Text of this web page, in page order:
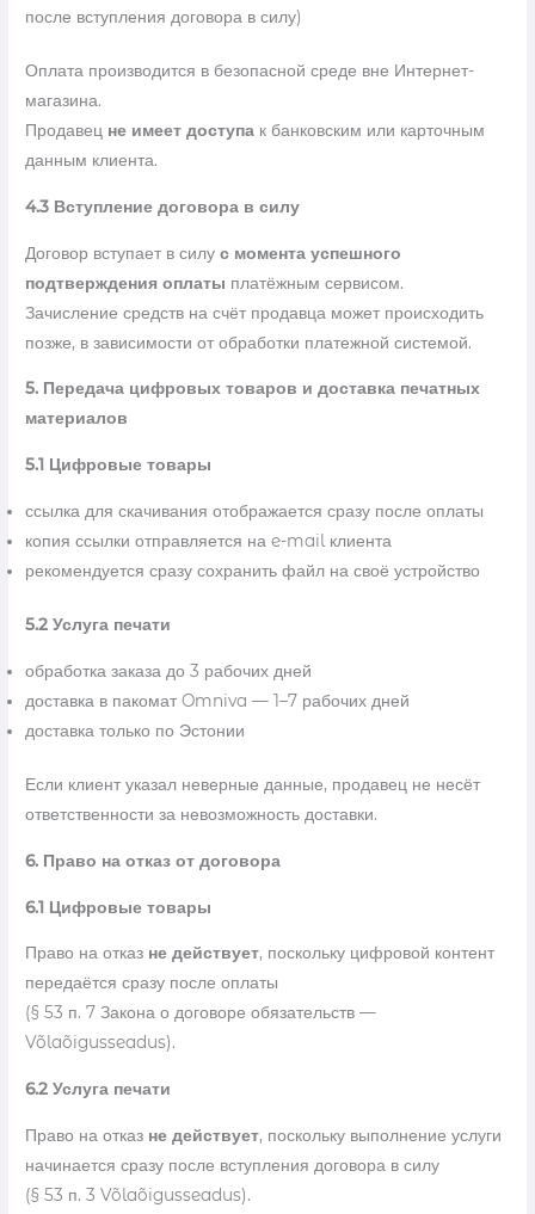
после вступления договора в силу)
Оплата производится в безопасной среде вне Интернет-
магазина.
Продавец не имеет доступа к банковским или карточным
данным клиента.
4.3 Вступление договора в силу
Договор вступает в силус момента успешного
подтверждения оплаты платёжным сервисом.
Зачисление средств на счёт продавца может происходить
позже, в зависимости от обработки платежной системой.
5. Передача цифровых товаров и доставка печатных
материалов
5.1 Цифровые товары
ссылка для скачивания отображается сразу после оплаты
копия ссылки отправляется на e-mail клиента
рекомендуется сразу сохранить файл на своё устройство
5.2 Услуга печати
обработка заказа до 3 рабочих дней
доставка в пакомат Omniva — 1–7 рабочих дней
доставка только по Эстонии
Если клиент указал неверные данные, продавец не несёт
ответственности за невозможность доставки.
6. Право на отказ от договора
6.1 Цифровые товары
Право на отказ не действует, поскольку цифровой контент
передаётся сразу после оплаты
(§ 53 п. 7 Закона о договоре обязательств —
Võlaõigusseadus).
6.2 Услуга печати
Право на отказ не действует, поскольку выполнение услуги
начинается сразу после вступления договора в силу
(§ 53 п. 3 Võlaõigusseadus).